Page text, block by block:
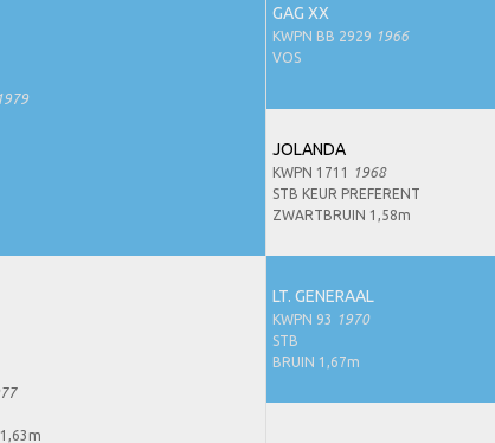
1979
GAG XX
KWPN BB 2929 1966
VOS
JOLANDA
KWPN 1711
1968
STB KEUR PREFERENT
ZWARTBRUIN 1,58m
LT. GENERAAL
KWPN 93
1970
STB
BRUIN 1,67m